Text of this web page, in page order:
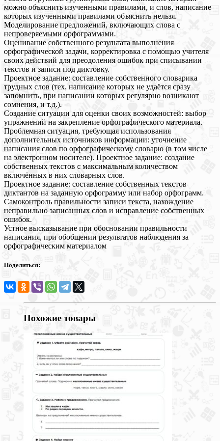
можно объяснить изученными правилами, и слов, написание
которых изученными правилами объяснить нельзя.
Моделирование предложений, включающих слова с
непроверяемыми орфограммами.
Оценивание собственного результата выполнения
орфографической задачи, корректировка с помощью учителя
своих действий для преодоления ошибок при списывании
текстов и записи под диктовку.
Проектное задание: составление собственного словарика
трудных слов (тех, написание которых не удаётся сразу
запомнить, при написании которых регулярно возникают
сомнения, и т.д.).
Создание ситуации для оценки своих возможностей: выбор
упражнений на закрепление орфографического материала.
Проблемная ситуация, требующая использования
дополнительных источников информации: уточнение
написания слов по орфографическому словарю (в том числе
на электронном носителе). Проектное задание: создание
собственных текстов с максимальным количеством
включённых в них словарных слов.
Проектное задание: составление собственных текстов
диктантов на заданную орфограмму или набор орфограмм.
Самоконтроль правильности записи текста, нахождение
неправильно записанных слов и исправление собственных
ошибок.
Устное высказывание при обосновании правильности
написания, при обобщении результатов наблюдения за
орфографическим материалом
Поделиться:
Похожие товары